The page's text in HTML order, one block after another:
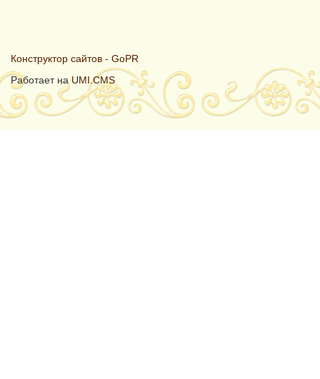
Конструктор сайтов - GoPR
Работает на UMI.CMS